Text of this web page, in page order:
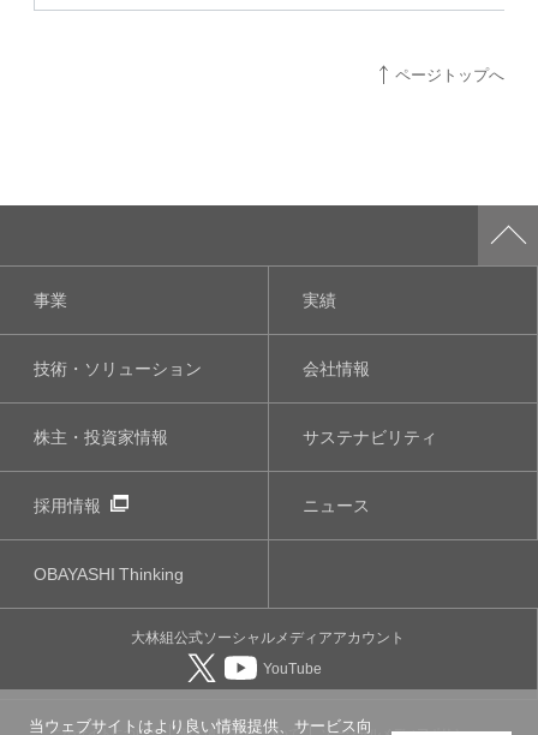
当ウェブサイトはより良い情報提供、サービス向
ページトップへ
事業 実績
技術・ソリューション 会社情報
株主・投資家情報 サステナビリティ
採用情報 ニュース
OBAYASHIThinking
大林組公式ソーシャルメディアアカウント
YouTube